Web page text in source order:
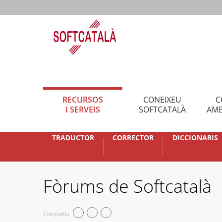
RECURSOS
I SERVEIS
CONEIXEU
SOFTCATALÀ
TRADUCTOR CORRECTOR DICCIONARIS
Fòrums de Softcatalà
Compartiu